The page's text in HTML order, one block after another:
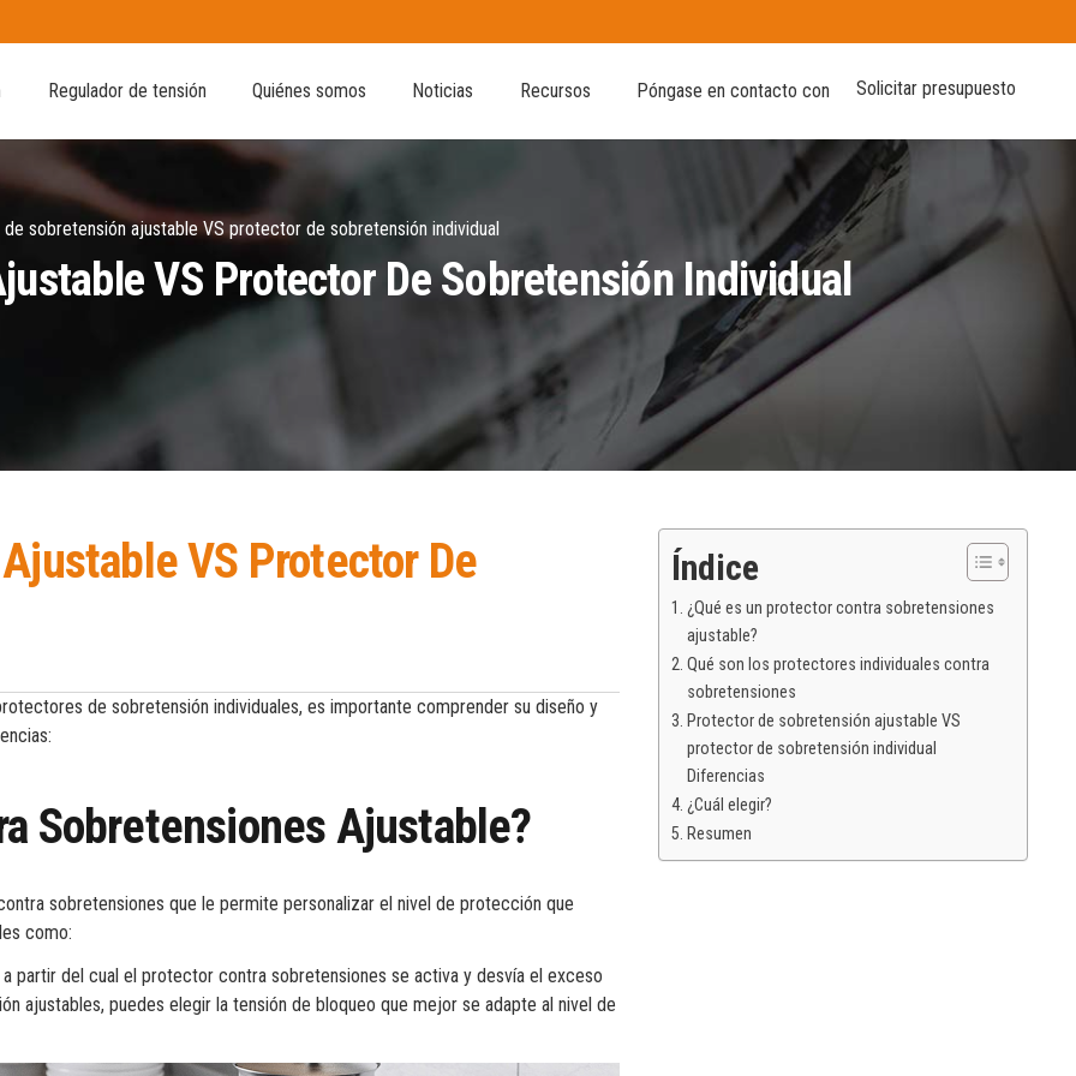
Regulador de tensión Quiénes somos Noticias Recursos Póngase en contacto con Solicitar presupuesto
sobretensión ajustable VS protector de sobretensión individual
VS Protector De Sobretensión Individual
VS Protector De
de sobretensión individuales, es importante comprender su diseño y
Sobretensiones Ajustable?
sobretensiones que le permite personalizar el nivel de protección que
como:
partir del cual el protector contra sobretensiones se activa y desvía el exceso
ajustables, puedes elegir la tensión de bloqueo que mejor se adapte al nivel de
Índice
¿Qué es un protector contra sobretensiones
ajustable?
Qué son los protectores individuales contra
sobretensiones
Protector de sobretensión ajustable VS
protector de sobretensión individual
Diferencias
¿Cuál elegir?
Resumen